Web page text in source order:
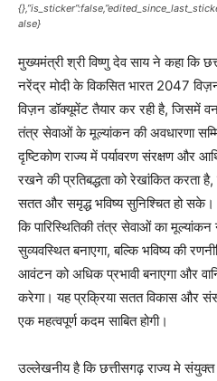
alse}
मुख्यमंत्री श्री विष्णु देव साय ने कहा कि
नरेंद्र मोदी के विकसित भारत 2047
विज़न डॉक्यूमेंट तैयार कर रही है, जिसमें वन
तंत्र सेवाओं के मूल्यांकन की अवधारणा
दृष्टिकोण राज्य में पर्यावरण संरक्षण और
रखने की प्रतिबद्धता को रेखांकित करता
सतत और समृद्ध भविष्य सुनिश्चित हो
कि पारिस्थितिकी तंत्र सेवाओं का
सुव्यवस्थित बनाएगा, बल्कि भविष्य की
आवंटन को अधिक प्रभावी बनाएगा और
करेगा। यह प्रक्रिया सतत विकास और
एक महत्वपूर्ण कदम साबित होगी।
उल्लेखनीय है कि छत्तीसगढ़ राज्य मे